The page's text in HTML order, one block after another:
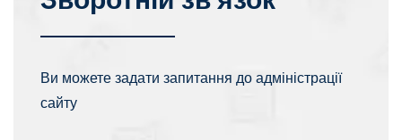
Ви можете задати запитання до адміністрації
сайту